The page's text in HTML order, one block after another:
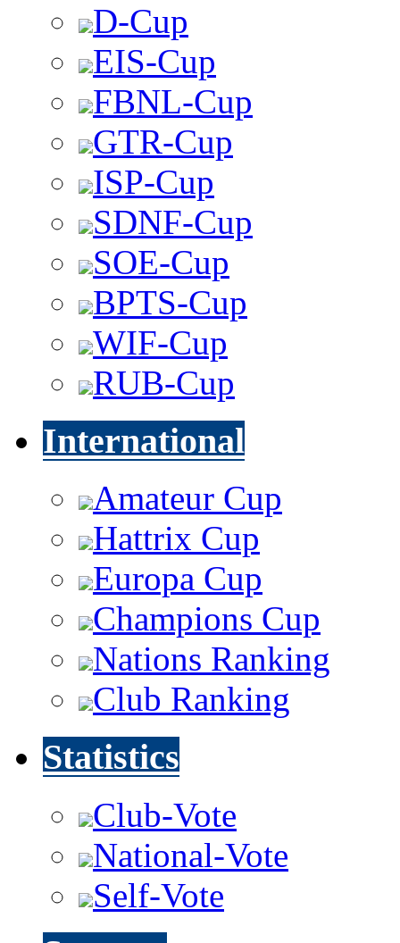
D-Cup
EIS-Cup
FBNL-Cup
GTR-Cup
ISP-Cup
SDNF-Cup
SOE-Cup
BPTS-Cup
WIF-Cup
RUB-Cup
International
Amateur Cup
Hattrix Cup
Europa Cup
Champions Cup
Nations Ranking
Club Ranking
Statistics
Club-Vote
National-Vote
Self-Vote